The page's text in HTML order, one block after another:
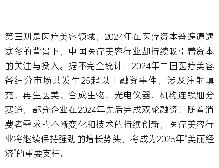
第三则是医疗美容领域，2024年在医疗资本普遍遭遇
寒冬的背景下，中国医疗美容行业却持续吸引着资本
的关注与投入。据不完全统计，2024年中国医疗美容
各细分市场共发生25起以上融资事件，涉及注射填
充、再生医美、合成生物、光电仪器、机构连锁细分
赛道，部分企业在2024年先后完成双轮融资！随着消
费者需求的不断变化和技术的持续创新，医疗美容行
业将继续保持强劲的增长势头，将成为2025年“美丽经
济”的重要支柱。